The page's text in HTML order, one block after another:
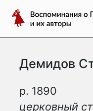
содержимому
Воспоминания
о
ГУЛАГе
Демидов
р. 1890
церковный